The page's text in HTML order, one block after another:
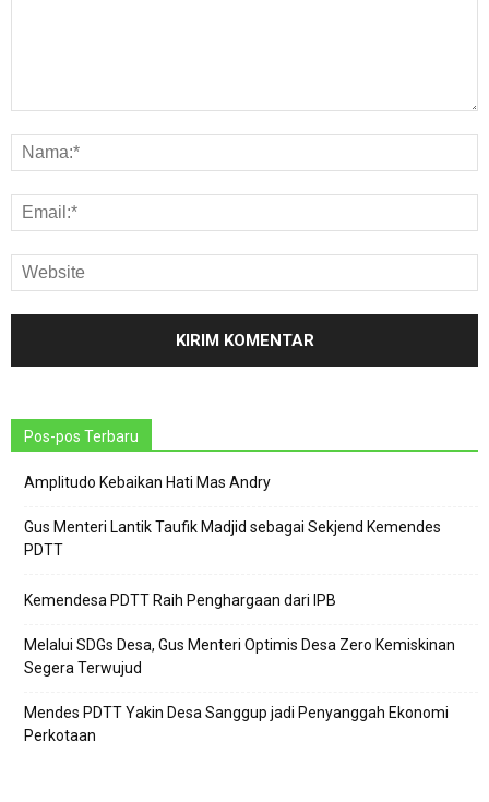
Pos-pos Terbaru
Amplitudo Kebaikan Hati Mas Andry
Gus Menteri Lantik Taufik Madjid sebagai Sekjend Kemendes
PDTT
Kemendesa PDTT Raih Penghargaan dari IPB
Melalui SDGs Desa, Gus Menteri Optimis Desa Zero Kemiskinan
Segera Terwujud
Mendes PDTT Yakin Desa Sanggup jadi Penyanggah Ekonomi
Perkotaan